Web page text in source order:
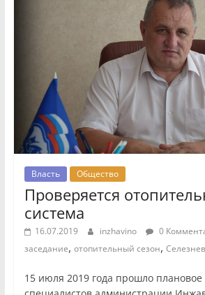
Власть Общество
Проверяется
система
16.07.2019 inzhavino
0
заседание, отопительный сезон,
15 июля 2019 года прошло